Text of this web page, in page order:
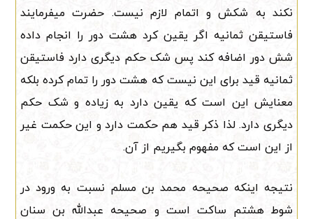
نکند به شکش و اتمام لازم نیست. حضرت میفرمایند
فاستیقن ثمانیه اگر یقین کرد هشت دور را انجام داده
شش دور اضافه کند پس شک حکم دیگری دارد فاستیقن
ثمانیه قید برای این نیست که هشت دور را تمام کرده بلکه
معنایش این است که یقین دارد به زیاده و شک حکم
دیگری دارد. لذا ذکر قید هم حکمت دارد و این حکمت غیر
از این است که مفهوم بگیریم از آن.
نتیجه اینکه صحیحه محمد بن مسلم نسبت به ورود در
شوط هشتم ساکت است و صحیحه عبدالله بن سنان